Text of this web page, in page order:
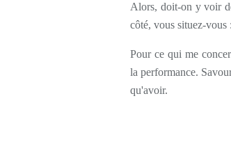
Alors, doit-on y voir
côté, vous situez-vous
Pour ce qui me
la performance.
qu'avoir.